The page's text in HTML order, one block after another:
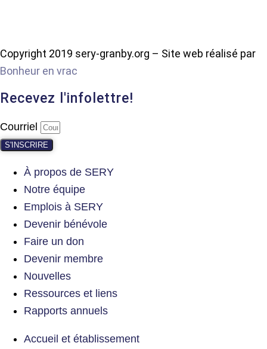
Copyright 2019 sery-granby.org – Site web réalisé par
Bonheur en vrac
Recevez l'infolettre!
Courriel
S'INSCRIRE
À propos de SERY
Notre équipe
Emplois à SERY
Devenir bénévole
Faire un don
Devenir membre
Nouvelles
Ressources et liens
Rapports annuels
Accueil et établissement